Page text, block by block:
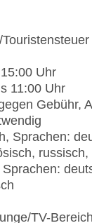
Uhr
11:00 Uhr
Gebühr,
Sprachen:
russisch,
TV-Bereich